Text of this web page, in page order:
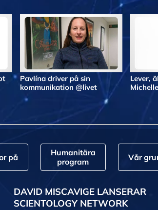
Pavlína driver på sin
kommunikation @livet
Lever,
Michelle
på
Humanitära
program
Vår
DAVID MISCAVIGE LANSERAR
SCIENTOLOGY NETWORK